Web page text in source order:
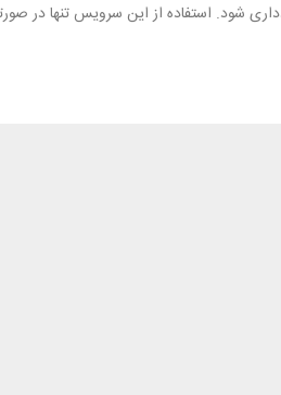
شود. استفاده از این سرویس تنها در